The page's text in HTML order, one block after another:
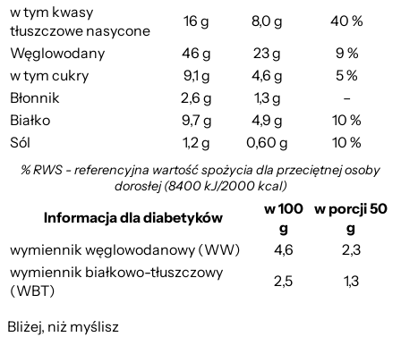
w tym kwasy
tłuszczowe nasycone
16 g 8,0 g
40 %
Węglowodany
46 g 23 g
9 %
w tym cukry
9,1 g 4,6 g
5 %
Błonnik
2,6 g 1,3 g
–
Białko
9,7 g 4,9 g
10 %
Sól
1,2 g 0,60 g 10 %
% RWS - referencyjna wartość spożycia dla przeciętnej osoby
dorosłej (8400 kJ/2000 kcal)
Informacja dla diabetyków
w 100
g
w porcji 50
g
wymiennik węglowodanowy (WW)
4,6
2,3
wymiennik białkowo-tłuszczowy
(WBT)
2,5 1,3
Bliżej, niż myślisz